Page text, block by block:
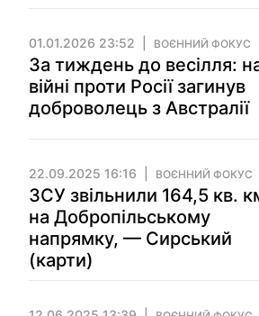
01.01.2026 23:52 ВОЄННИЙ ФОКУС
За тиждень до весілля:
війні проти Росії загинув
доброволець з Австралії
22.09.2025 16:16 ВОЄННИЙ ФОКУС
ЗСУ звільнили 164,5 кв.
на Добропільському
напрямку, — Сирський
(карти)